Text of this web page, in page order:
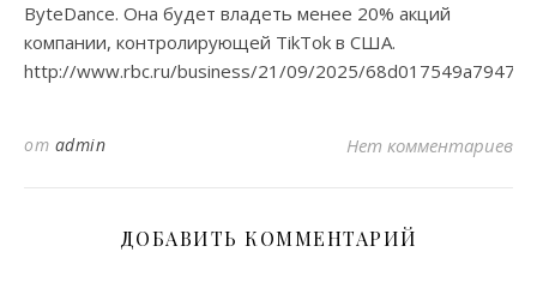
ByteDance. Она будет владеть менее 20% акций
компании, контролирующей TikTok в США.
http://www.rbc.ru/business/21/09/2025/
от admin Нет комментариев
ДОБАВИТЬ КОММЕНТАРИЙ